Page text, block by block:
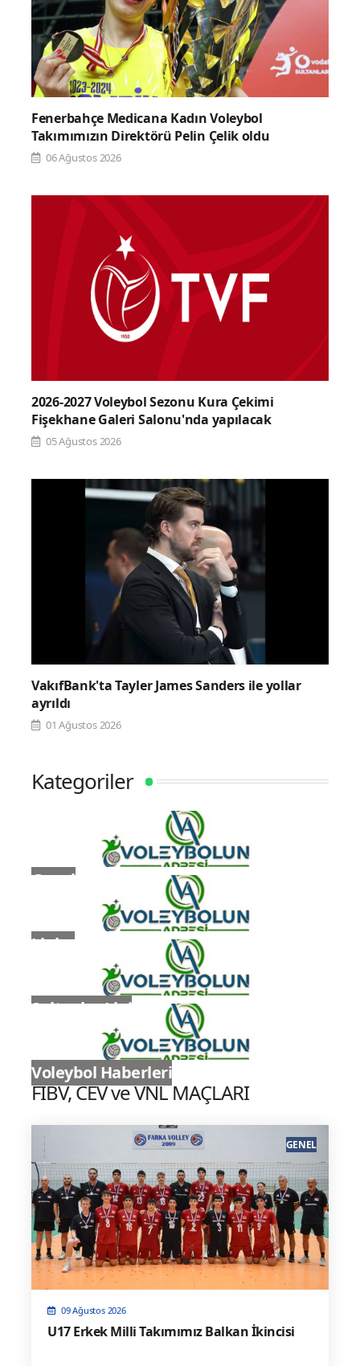
Fenerbahçe Medicana Kadın Voleybol
Takımımızın Direktörü Pelin Çelik oldu
06 Ağustos 2026
2026-2027 Voleybol Sezonu Kura Çekimi
Fişekhane Galeri Salonu'nda yapılacak
05 Ağustos 2026
VakıfBank'ta Tayler James Sanders ile yollar
ayrıldı
01 Ağustos 2026
Kategoriler
Genel
Ligler
Sultanlar Ligi
Voleybol Haberleri
FIBV, CEV ve VNL MAÇLARI
09 Ağustos 2026
U17 Erkek Milli Takımımız Balkan İkincisi
GENEL